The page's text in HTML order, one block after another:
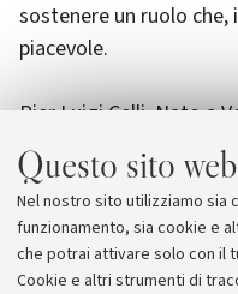
Questo sito
Nel nostro sito utilizziamo sia
funzionamento, sia cookie e
che potrai attivare solo con il
Cookie e altri strumenti di
sostenere un ruolo
piacevole.
Pier Luigi Celli, Nato a
laureato in Sociologia
stato direttore generale
suoi libri, Il manager
(1996), L'illusione
(1998), Passioni fuori